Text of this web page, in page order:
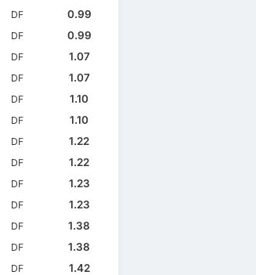
DF
0.99
DF
0.99
DF
1.07
DF
1.07
DF
1.10
DF
1.10
DF
1.22
DF
1.22
DF
1.23
DF
1.23
DF
1.38
DF
1.38
DF
1.42